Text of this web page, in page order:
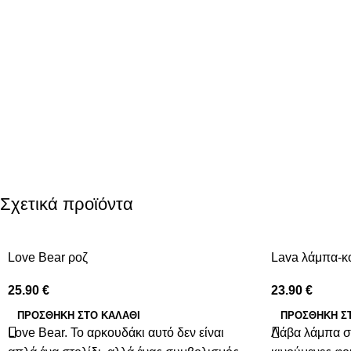
Σχετικά προϊόντα
Love Bear ροζ
25.90 €
ΠΡΟΣΘΉΚΗ ΣΤΟ ΚΑΛΆΘΙ
Love Bear. Το αρκουδάκι αυτό δεν είναι
Lava λάμπα-
23.90 €
ΠΡΟΣΘΉΚΗ
Λάβα λάμπα